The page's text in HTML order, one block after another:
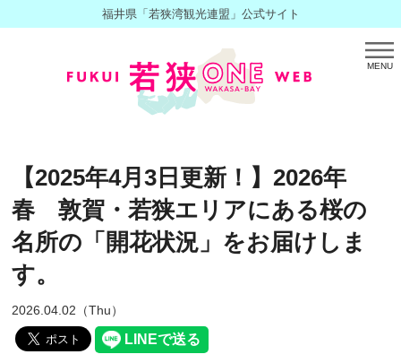
福井県「若狭湾観光連盟」公式サイト
MENU
【2025年4月3日更新！】2026年
春 敦賀・若狭エリアにある桜の
名所の「開花状況」をお届けしま
す。
2026.04.02（Thu）